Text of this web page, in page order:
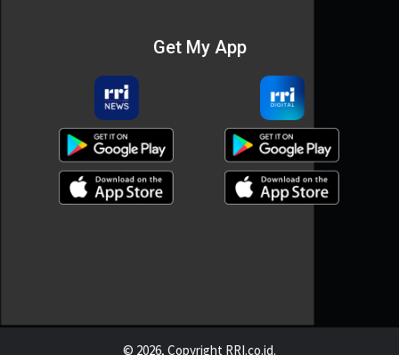
Get My App
© 2026, Copyright RRI.co.id.